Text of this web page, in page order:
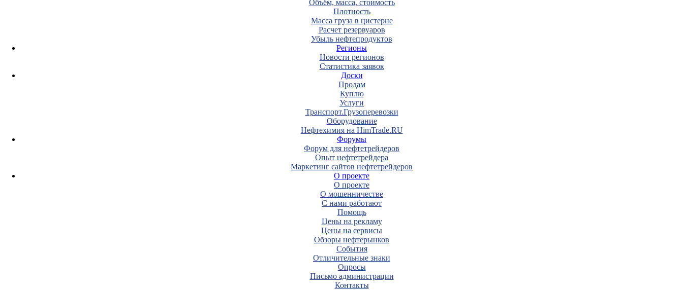
Объём, масса, стоимость
Плотность
Масса груза в цистерне
Расчет резервуаров
Убыль нефтепродуктов
Регионы
Новости регионов
Статистика заявок
Доски
Продам
Куплю
Услуги
Транспорт.Грузоперевозки
Оборудование
Нефтехимия на HimTrade.RU
Форумы
Форум для нефтетрейдеров
Опыт нефтетрейдера
Маркетинг сайтов нефтетрейдеров
О проекте
О проекте
О мошенничестве
С нами работают
Помощь
Цены на рекламу
Цены на сервисы
Обзоры нефтерынков
События
Отличительные знаки
Опросы
Письмо администрации
Контакты